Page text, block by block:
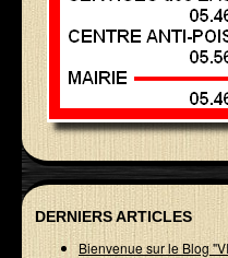
DERNIERS ARTICLES
Bienvenue sur le Blog